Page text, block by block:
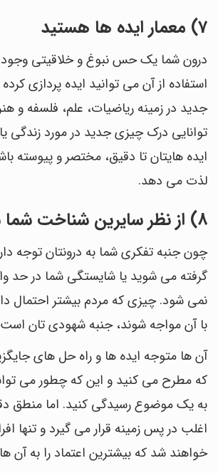
7) معمار ایده ها هستید
درون شما یک حس نبوغ و خلاقیتی وجود
استفاده از آن می توانید ایده پردازی
جدید در زمینه ریاضیات، علم، فلسفه و
توانایی درک چیزی جدید در مورد زندگی
ایده هایتان تا دقیق، مختصر و پیوسته
لذت می دهد.
8) از نظر سایرین شناخت شما سخت است
چون جنبه تفکری شما به درونتان توجه
گرفته می شوید یا شایستگی شما در حد
نمی شود. چیزی که مردم بیشتر احتمال
با آن مواجه شوند، جنبه شهودی تان
آن ها متوجه ایده ها و راه حل های
که مطرح می کنید و این که چطور می
به یک موضوع رسیدگی کنید. اما منطق
اغلب در پس زمینه قرار می گیرد و تنها
خواهند شد که بیشترین اعتماد را به آن